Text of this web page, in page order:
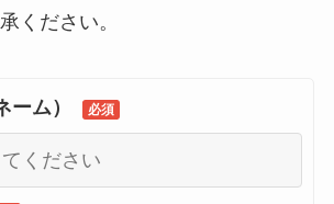
ください。
ーム） 必須